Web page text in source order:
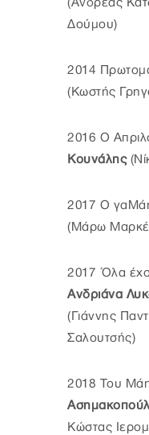
Δούμου)
2014
(Κωστής
2016 Ο
Κουνάλης
2017 Ο
(Μάρω
2017 Όλα
Ανδριάνα
(Γιάννης
Σαλουτσής)
2018 Του
Κώστας